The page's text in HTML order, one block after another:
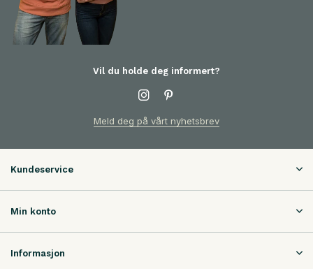
Vil du holde deg informert?
Meld deg på vårt nyhetsbrev
Kundeservice
Min konto
Informasjon